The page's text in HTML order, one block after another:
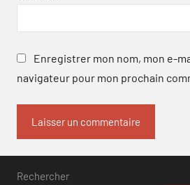
Enregistrer mon nom, mon e-
navigateur pour mon prochain
Rechercher